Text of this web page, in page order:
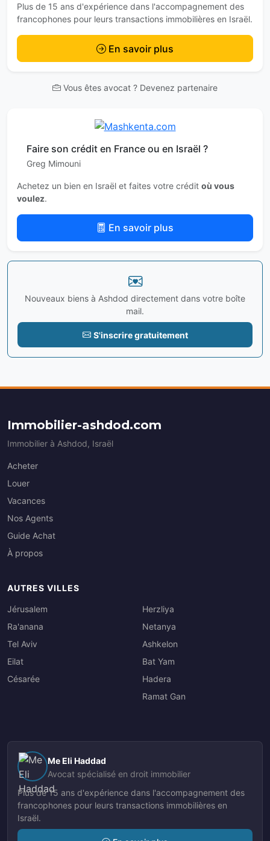
Plus de 15 ans d'expérience dans l'accompagnement des
francophones pour leurs transactions immobilières en Israël.
En savoir plus
Vous êtes avocat ? Devenez partenaire
Faire son crédit en France ou en Israël ?
Greg Mimouni
Achetez un bien en Israël et faites votre crédit où vous
voulez.
En savoir plus
Nouveaux biens à Ashdod directement dans votre boîte
mail.
S'inscrire gratuitement
Immobilier-ashdod.com
Immobilier à Ashdod, Israël
Acheter
Louer
Vacances
Nos Agents
Guide Achat
À propos
AUTRES VILLES
Jérusalem
Ra'anana
Tel Aviv
Eilat
Césarée
Herzliya
Netanya
Ashkelon
Bat Yam
Hadera
Ramat Gan
Me Eli Haddad
Avocat spécialisé en droit immobilier
Plus de 15 ans d'expérience dans l'accompagnement des
francophones pour leurs transactions immobilières en
Israël.